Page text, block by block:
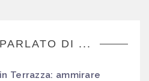
DI ...
Terrazza: ammirare